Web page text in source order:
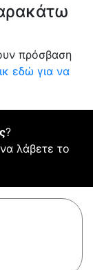
πρόσβαση
εδώ για να
?
λάβετε το